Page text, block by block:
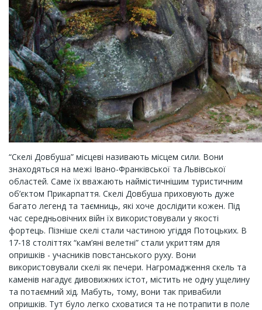
“Скелі Довбуша” місцеві називають місцем сили. Вони
знаходяться на межі Івано-Франківської та Львівської
областей. Саме їх вважають наймістичнішим туристичним
об’єктом Прикарпаття. Скелі Довбуша приховують дуже
багато легенд та таємниць, які хоче дослідити кожен. Під
час середньовічних війн їх використовували у якості
фортець. Пізніше скелі стали частиною угіддя Потоцьких. В
17-18 століттях “кам’яні велетні” стали укриттям для
опришків - учасників повстанського руху. Вони
використовували скелі як печери. Нагромадження скель та
каменів нагадує дивовижних істот, містить не одну ущелину
та потаємний хід. Мабуть, тому, вони так привабили
опришків. Тут було легко сховатися та не потрапити в поле